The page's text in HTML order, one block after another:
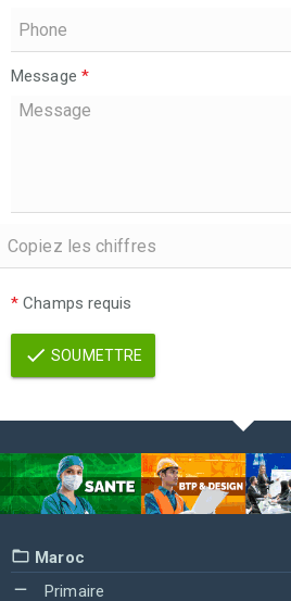
Message *
* Champs requis
SOUMETTRE
Maroc
Primaire